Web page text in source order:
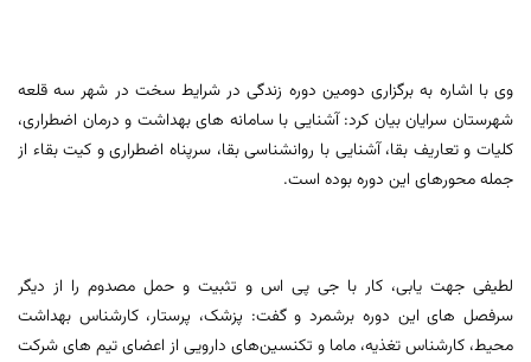
وی با اشاره به برگزاری دومین دوره زندگی در شرایط سخت در شهر سه قلعه
شهرستان سرایان بیان کرد: آشنایی با سامانه های بهداشت و درمان اضطراری،
کلیات و تعاریف بقا، آشنایی با روانشناسی بقا، سرپناه اضطراری و کیت بقاء از
جمله محورهای این دوره بوده است.
لطیفی جهت یابی، کار با جی پی اس و تثبیت و حمل مصدوم را از دیگر
سرفصل های این دوره برشمرد و گفت: پزشک، پرستار، کارشناس بهداشت
محیط، کارشناس تغذیه، ماما و تکنسین‌های دارویی از اعضای تیم های شرکت